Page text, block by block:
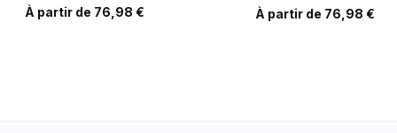
À partir de 76,98 € À partir de 76,98 €